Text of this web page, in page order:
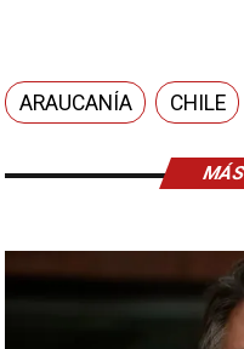
ARAUCANÍA CHILE